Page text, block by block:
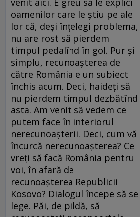
venit aici. E greu să le explici
oamenilor care le ştiu pe ale
lor că, deşi înţelegi problema,
nu are rost să pierdem
timpul pedalînd în gol. Pur şi
simplu, recunoaşterea de
către România e un subiect
închis acum. Deci, haideţi să
nu pierdem timpul dezbătînd
asta. Am venit să vedem ce
putem face în interiorul
nerecunoaşterii. Deci, cum vă
încurcă nerecunoaşterea? Ce
vreţi să facă România pentru
voi, în afară de
recunoaşterea Republicii
Kosovo? Dialogul începe să se
lege. Păi, de pildă, să